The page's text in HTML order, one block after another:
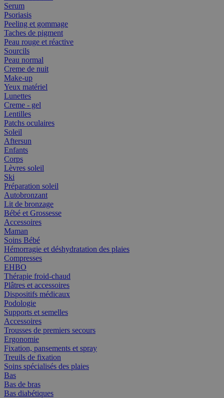
Serum
Psoriasis
Peeling et gommage
Taches de pigment
Peau rouge et réactive
Sourcils
Peau normal
Creme de nuit
Make-up
Yeux matériel
Lunettes
Creme - gel
Lentilles
Patchs oculaires
Soleil
Aftersun
Enfants
Corps
Lèvres soleil
Ski
Préparation soleil
Autobronzant
Lit de bronzage
Bébé et Grossesse
Accessoires
Maman
Soins Bébé
Hémorragie et déshydratation des plaies
Compresses
EHBO
Thérapie froid-chaud
Plâtres et accessoires
Dispositifs médicaux
Podologie
Supports et semelles
Accessoires
Trousses de premiers secours
Ergonomie
Fixation, pansements et spray
Treuils de fixation
Soins spécialisés des plaies
Bas
Bas de bras
Bas diabétiques